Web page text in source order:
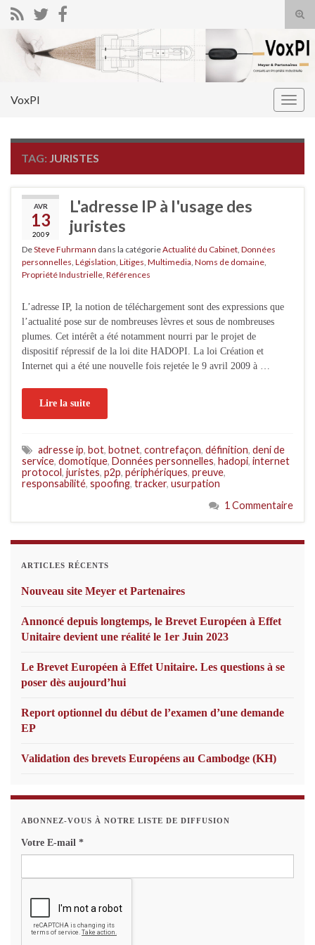
Search for:
VoxPI
TAG: JURISTES
AVR
13
2009
L'adresse IP à l'usage des
juristes
DeSteve Fuhrmann dans la catégorieActualité du Cabinet Données
personnelles Législation Litiges Multimedia Noms de domaine
Propriété Industrielle Références
L’adresse IP, la notion de téléchargement sont des expressions que
l’actualité pose sur de nombreuses lèvres et sous de nombreuses
plumes. Cet intérêt a été notamment nourri par le projet de
dispositif répressif de la loi dite HADOPI. La loi Création et
Internet qui a été une nouvelle fois rejetée le 9 avril 2009 à …
Lire la suite
adresse ip, bot, botnet, contrefaçon, définition, deni de
service, domotique, Données personnelles, hadopi, internet
protocol, juristes, p2p, périphériques, preuve,
responsabilité, spoofing, tracker, usurpation
1 Commentaire
ARTICLES RÉCENTS
Nouveau site Meyer et Partenaires
Annoncé depuis longtemps, le Brevet Européen à Effet
Unitaire devient une réalité le 1er Juin 2023
Le Brevet Européen à Effet Unitaire. Les questions à se
poser dès aujourd’hui
Report optionnel du début de l’examen d’une demande
EP
Validation des brevets Européens au Cambodge (KH)
ABONNEZ-VOUS À NOTRE LISTE DE DIFFUSION
Votre E-mail *